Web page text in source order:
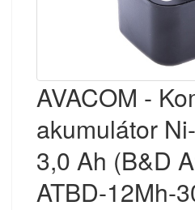
AVACOM -
akumulátor
3,0 Ah (B&D
ATBD-12Mh-